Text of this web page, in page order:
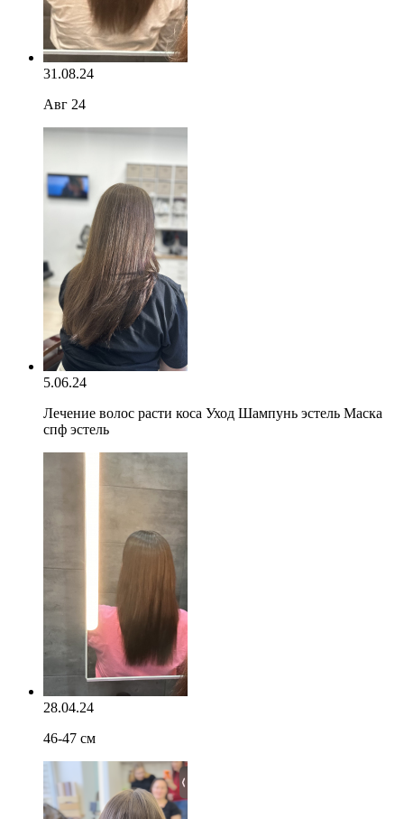
31.08.24
Авг 24
5.06.24
Лечение волос расти коса Уход Шампунь эстель Маска
спф эстель
28.04.24
46-47 см